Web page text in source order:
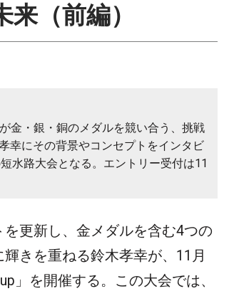
（前編）
金・銀・銅のメダルを競い合う、挑戦
幸にその背景やコンセプトをインタビ
水路大会となる。エントリー受付は11
更新し、金メダルを含む4つの
きを重ねる鈴木孝幸が、11月
」を開催する。この大会では、